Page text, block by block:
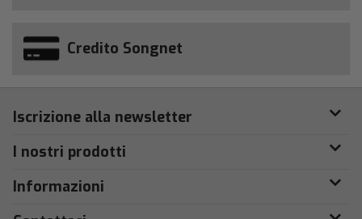
Credito Songnet
Iscrizione alla newsletter
I nostri prodotti
Informazioni